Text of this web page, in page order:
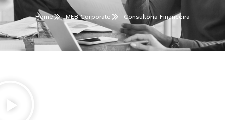
Home MEB Corporate Consultoria Financeira